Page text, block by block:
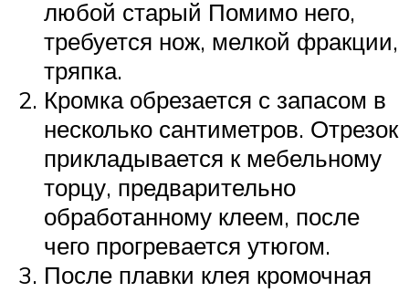
любой старый Помимо него,
требуется нож, мелкой фракции,
тряпка.
Кромка обрезается с запасом в
несколько сантиметров. Отрезок
прикладывается к мебельному
торцу, предварительно
обработанному клеем, после
чего прогревается утюгом.
После плавки клея кромочная